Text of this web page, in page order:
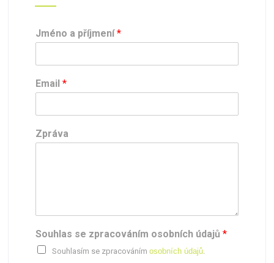
Jméno a příjmení*
Email *
Zpráva
Souhlas se zpracováním osobních údajů *
Souhlasím se zpracováním osobních údajů.